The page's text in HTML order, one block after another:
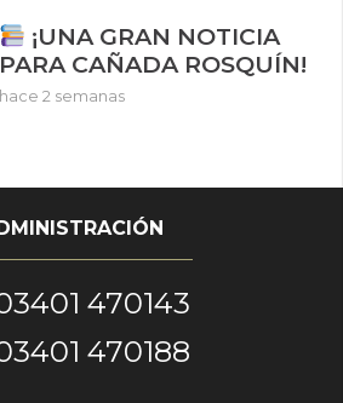
¡UNA GRAN NOTICIA
PARA CAÑADA ROSQUÍN!
hace 2 semanas
470143
470188